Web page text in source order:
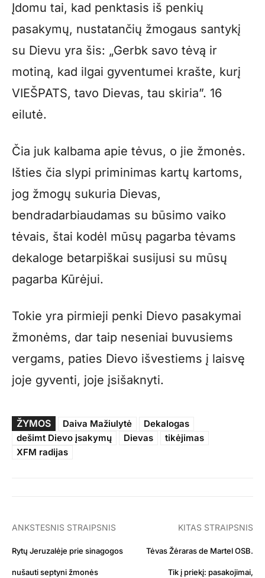
Įdomu tai, kad penktasis iš penkių
pasakymų, nustatančių žmogaus santykį
su Dievu yra šis: „Gerbk savo tėvą ir
motiną, kad ilgai gyventumei krašte, kurį
VIEŠPATS, tavo Dievas, tau skiria”. 16
eilutė.
Čia juk kalbama apie tėvus, o jie žmonės.
Išties čia slypi priminimas kartų kartoms,
jog žmogų sukuria Dievas,
bendradarbiaudamas su būsimo vaiko
tėvais, štai kodėl mūsų pagarba tėvams
dekaloge betarpiškai susijusi su mūsų
pagarba Kūrėjui.
Tokie yra pirmieji penki Dievo pasakymai
žmonėms, dar taip neseniai buvusiems
vergams, paties Dievo išvestiems į laisvę
joje gyventi, joje įsišaknyti.
ŽYMOS Daiva Mažiulytė
Dekalogas
dešimt Dievo įsakymų
Dievas
tikėjimas
XFM radijas
ANKSTESNIS STRAIPSNIS
Rytų Jeruzalėje prie sinagogos
nušauti septyni žmonės
KITAS STRAIPSNIS
Tėvas Žėraras de Martel OSB.
Tik į priekį: pasakojimai,